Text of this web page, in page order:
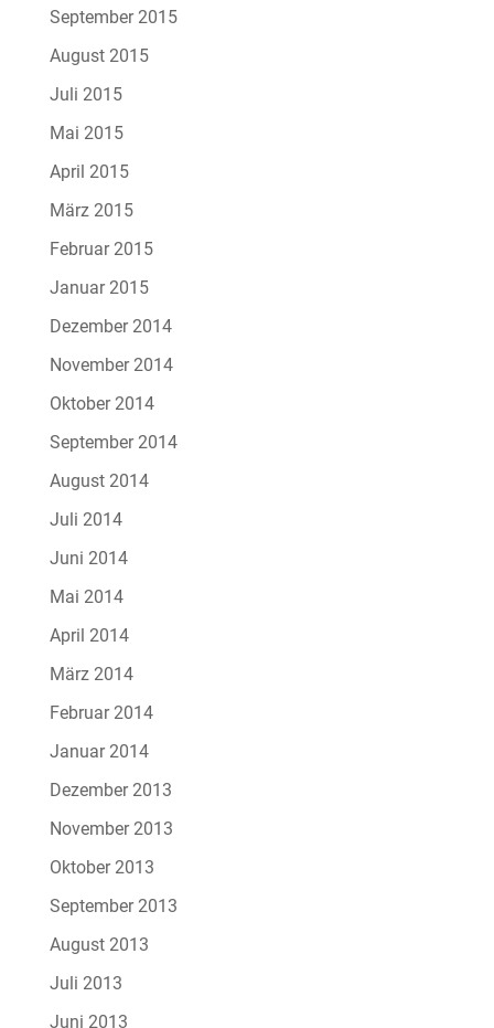
September 2015
August 2015
Juli 2015
Mai 2015
April 2015
März 2015
Februar 2015
Januar 2015
Dezember 2014
November 2014
Oktober 2014
September 2014
August 2014
Juli 2014
Juni 2014
Mai 2014
April 2014
März 2014
Februar 2014
Januar 2014
Dezember 2013
November 2013
Oktober 2013
September 2013
August 2013
Juli 2013
Juni 2013